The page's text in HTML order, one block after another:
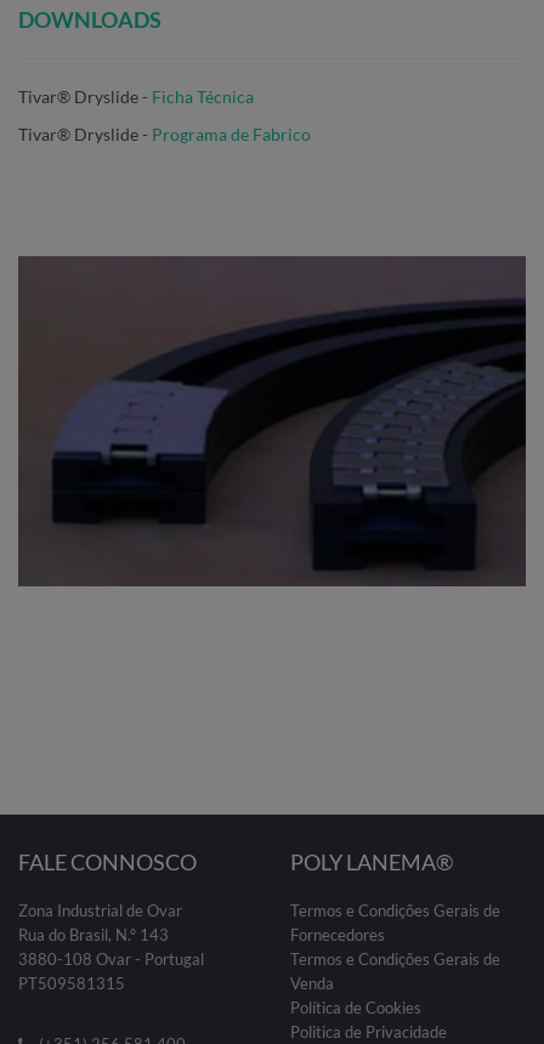
DOWNLOADS
Tivar® Dryslide - Ficha Técnica
Tivar® Dryslide- Programa de Fabrico
FALE CONNOSCO
Zona Industrial de Ovar
Rua do Brasil, N.º 143
3880-108 Ovar - Portugal
PT509581315
POLY LANEMA®
Termos e Condições Gerais de
Fornecedores
Termos e Condições Gerais de
Venda
Política de Cookies
Politica de Privacidade